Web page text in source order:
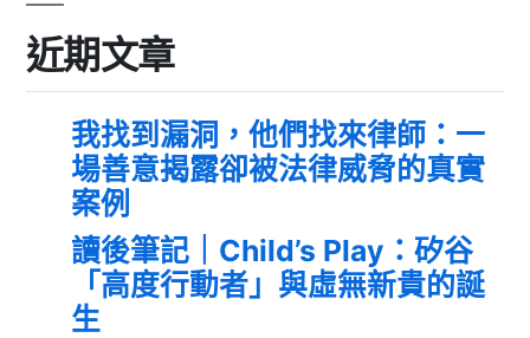
近期文章
我找到漏洞，他們找來律師：一
場善意揭露卻被法律威脅的真實
案例
讀後筆記｜Child’s Play：矽谷
「高度行動者」與虛無新貴的誕
生